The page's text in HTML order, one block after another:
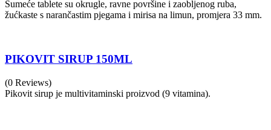
Šumeće tablete su okrugle, ravne površine i zaobljenog ruba,
žućkaste s narančastim pjegama i mirisa na limun, promjera 33 mm.
PIKOVIT SIRUP 150ML
(0 Reviews)
Pikovit sirup je multivitaminski proizvod (9 vitamina).